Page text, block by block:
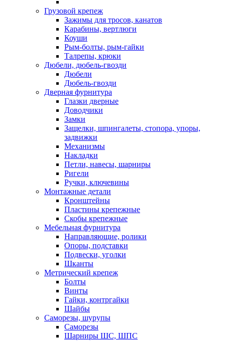
Грузовой крепеж
Зажимы для тросов, канатов
Карабины, вертлюги
Коуши
Рым-болты, рым-гайки
Талрепы, крюки
Дюбели, дюбель-гвозди
Дюбели
Дюбель-гвозди
Дверная фурнитура
Глазки дверные
Доводчики
Замки
Защелки, шпингалеты, стопора, упоры,
задвижки
Механизмы
Накладки
Петли, навесы, шарниры
Ригели
Ручки, ключевины
Монтажные детали
Кронштейны
Пластины крепежные
Скобы крепежные
Мебельная фурнитура
Направляющие, ролики
Опоры, подставки
Подвески, уголки
Шканты
Метрический крепеж
Болты
Винты
Гайки, контргайки
Шайбы
Саморезы, шурупы
Саморезы
Шарниры ШС, ШПС